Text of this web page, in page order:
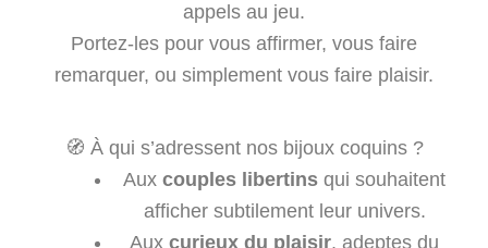
appels au jeu.
Portez-les pour vous affirmer, vous faire
remarquer, ou simplement vous faire plaisir.
🧭 À qui s’adressent nos bijoux coquins ?
Aux couples libertins qui souhaitent
afficher subtilement leur univers.
Aux curieux du plaisir, adeptes du